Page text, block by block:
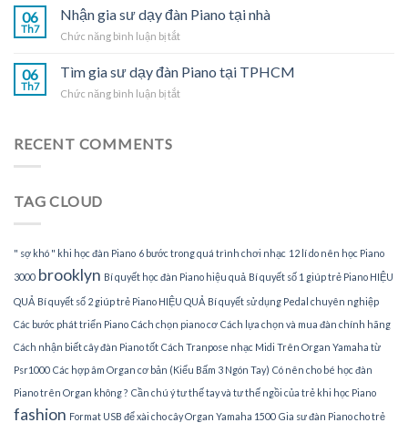
Piano
gia
dạy
Piano
06
Th7
Nhận gia sư dạy đàn Piano tại nhà
Chức năng bình luận bị tắtở
gia
dạy
06
Th7
Tìm gia sư dạy đàn Piano tại TPHCM
Chức năng bình luận bị tắtở
RECENT COMMENTS
TAG CLOUD
" sợ khó " khi học đàn Piano 6 bước trong quá trình chơi nhạc 12 lí do nên học Piano
3000 brooklyn Bí quyết học đàn Piano hiệu quả Bí quyết số 1 giúp trẻ Piano HIỆU
QUẢ Bí quyết số 2 giúp trẻ Piano HIỆU QUẢ Bí quyết sử dụng Pedal chuyên nghiệp
Các bước phát triển Piano Cách chọn piano cơ Cách lựa chọn và mua đàn chính hãng
Cách nhận biết cây đàn Piano tốt Cách Tranpose nhạc Midi Trên Organ Yamaha từ
Psr1000 Các hợp âm Organ cơ bản (Kiểu Bấm 3 Ngón Tay) Có nên cho bé học đàn
Piano trên Organ không ? Cần chú ý tư thế tay và tư thế ngồi của trẻ khi học Piano
fashion Format USB để xài cho cây Organ Yamaha 1500 Gia sư đàn Piano cho trẻ